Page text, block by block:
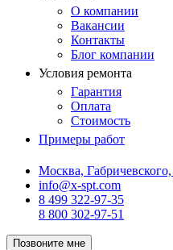
О компании
Вакансии
Контакты
Блог компании
Условия ремонта
Гарантия
Оплата
Стоимость
Примеры работ
Москва,
info@x-spt.com
8 499 322-97-35
8 800 302-97-51
Позвоните мне